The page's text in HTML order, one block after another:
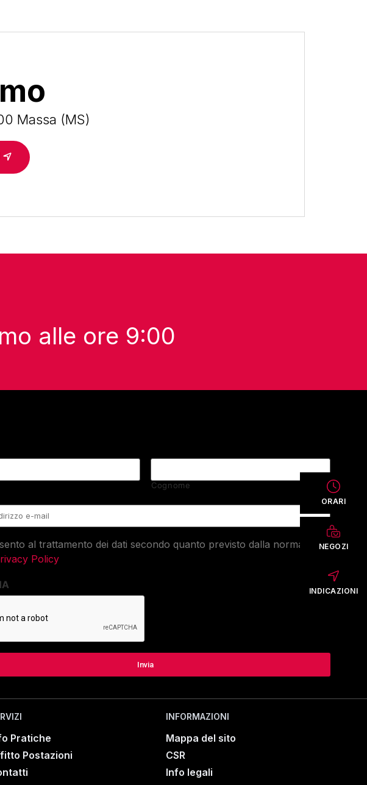
ORARI
NEGOZI
INDICAZIONI
Massa (MS)
alle ore 9:00
Cognome
al trattamento dei dati secondo quanto previsto dalla normativa
Policy
Pratiche
Postazioni
INFORMAZIONI
Mappa del sito
CSR
Info legali